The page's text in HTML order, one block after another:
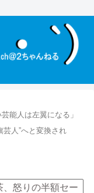
芸能人は左翼になる」
芸人”へと変換され
、怒りの半額セー